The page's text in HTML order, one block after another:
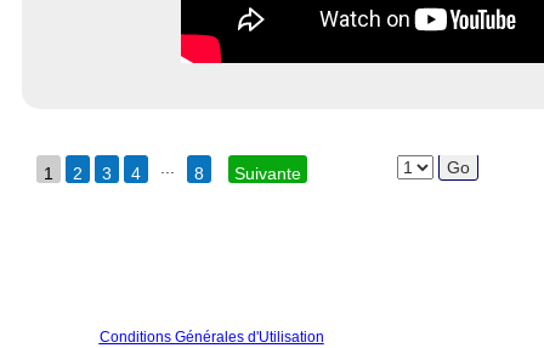
1 2 3 4 8 Suivante
Conditions Générales d'Utilisation